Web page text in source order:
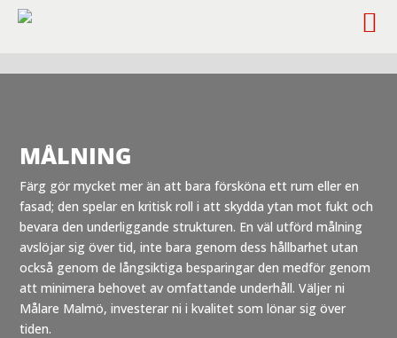
MÅLNING
Färg gör mycket mer än att bara försköna ett rum eller en
fasad; den spelar en kritisk roll i att skydda ytan mot fukt och
bevara den underliggande strukturen. En väl utförd målning
avslöjar sig över tid, inte bara genom dess hållbarhet utan
också genom de långsiktiga besparingar den medför genom
att minimera behovet av omfattande underhåll. Väljer ni
Målare Malmö, investerar ni i kvalitet som lönar sig över
tiden.